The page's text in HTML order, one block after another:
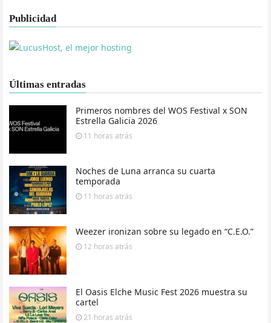
Publicidad
Últimas entradas
Primeros nombres del WOS Festival x SON
Estrella Galicia 2026
11 horas atrás
Noches de Luna arranca su cuarta
temporada
11 horas atrás
Weezer ironizan sobre su legado en “C.E.O.”
12 horas atrás
El Oasis Elche Music Fest 2026 muestra su
cartel
21 horas atrás